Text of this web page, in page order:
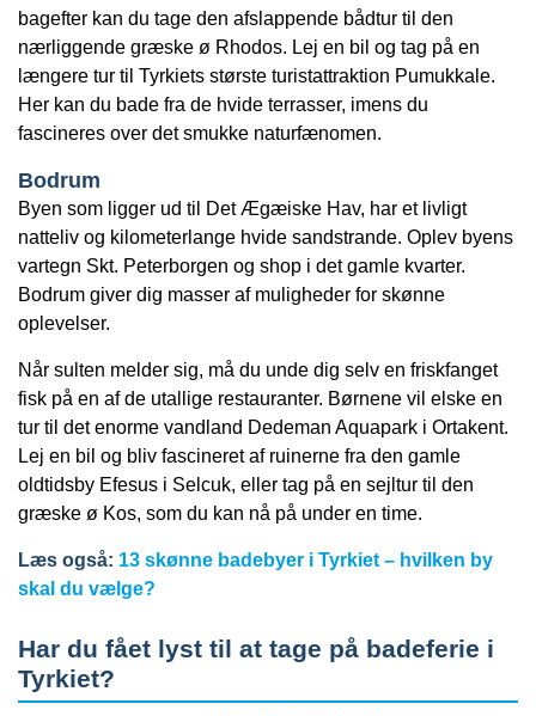
bagefter kan du tage den afslappende bådtur til den
nærliggende græske ø Rhodos. Lej en bil og tag på en
længere tur til Tyrkiets største turistattraktion Pumukkale.
Her kan du bade fra de hvide terrasser, imens du
fascineres over det smukke naturfænomen.
Bodrum
Byen som ligger ud til Det Ægæiske Hav, har et livligt
natteliv og kilometerlange hvide sandstrande. Oplev byens
vartegn Skt. Peterborgen og shop i det gamle kvarter.
Bodrum giver dig masser af muligheder for skønne
oplevelser.
Når sulten melder sig, må du unde dig selv en friskfanget
fisk på en af de utallige restauranter. Børnene vil elske en
tur til det enorme vandland Dedeman Aquapark i Ortakent.
Lej en bil og bliv fascineret af ruinerne fra den gamle
oldtidsby Efesus i Selcuk, eller tag på en sejltur til den
græske ø Kos, som du kan nå på under en time.
Læs også: 13 skønne badebyer i Tyrkiet – hvilken by
skal du vælge?
Har du fået lyst til at tage på badeferie i
Tyrkiet?